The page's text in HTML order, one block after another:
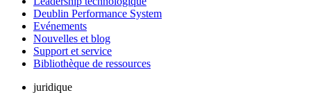
Deublin Performance System
Evénements
Nouvelles et blog
Support et service
Bibliothèque de ressources
juridique